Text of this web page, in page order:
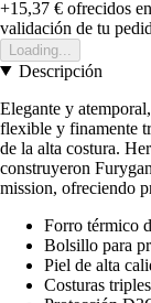
+15,37 € ofrecidos
validación de tu
Loading...
Descripción
Elegante y
flexible y finamente
de la alta costura.
construyeron
mission, ofreciendo
Forro térmico
Bolsillo para
Piel de alta
Costuras